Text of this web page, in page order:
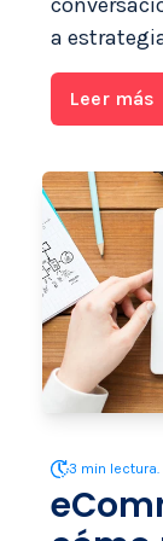
a
Leer más
3 min lectura.